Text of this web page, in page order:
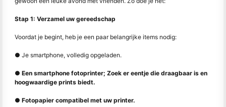
Stap 1: Verzamel uw gereedschap
Voordat je begint, heb je een paar belangrijke items nodig:
● Je smartphone, volledig opgeladen.
● Een smartphone fotoprinter; Zoek er eentje die draagbaar is en
hoogwaardige prints biedt.
● Fotopapier compatibel met uw printer.